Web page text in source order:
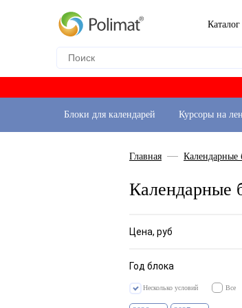
Каталог
Блоки для календарей Курсоры на
Главная Календарные
Календарные
Цена, руб
Год блока
Несколько условий Все
ЕВРОПА-80 арктик
ЕВРОПА-100 арктик
ЕВРОПА s-металлик 35
ЕВРОПА-100 s-металлик